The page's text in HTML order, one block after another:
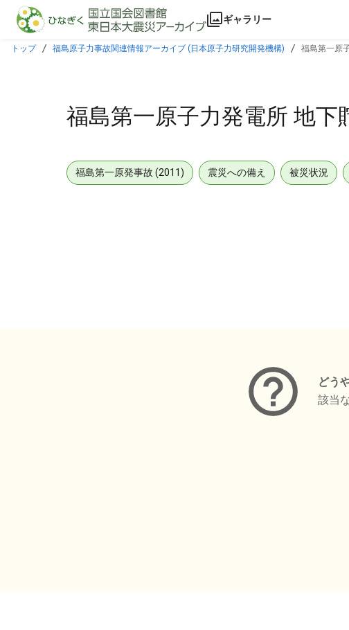
本文に飛ぶ
ギャラリー
トップ 福島原子力事故関連情報アーカイブ (日本原子力研究開発機構) 福島第一原
福島第一原子力発電所 地下
福島第一原発事故 (2011) 震災への備え 被災状況
どう
該当